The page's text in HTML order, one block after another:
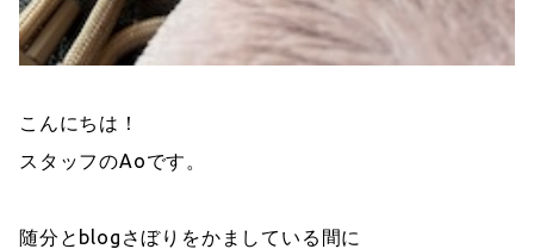
こんにちは！
スタッフのAoです。
随分とblogさぼりをかましている間に